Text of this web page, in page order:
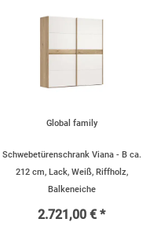
Global family
Schwebetürenschrank Viana - B ca.
212 cm, Lack, Weiß, Riffholz,
Balkeneiche
2.721,00 € *